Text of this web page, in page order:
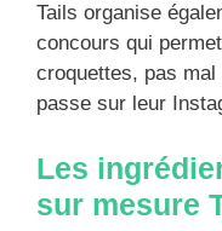
Tails organise
concours qui
croquettes, pas
passe sur leur
Les
sur mesure